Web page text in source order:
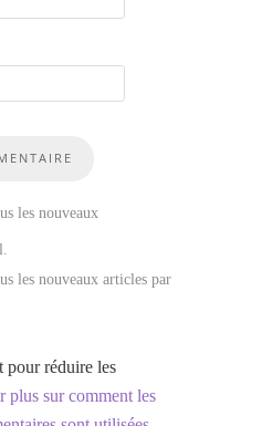
les nouveaux
les nouveaux articles par
pour réduire les
plus sur comment les